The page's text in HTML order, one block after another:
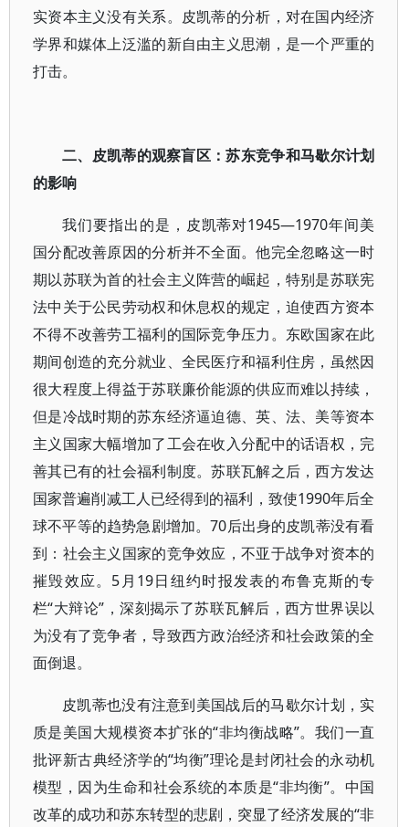
实资本主义没有关系。皮凯蒂的分析，对在国内经济
学界和媒体上泛滥的新自由主义思潮，是一个严重的
打击。
二、皮凯蒂的观察盲区：苏东竞争和马歇尔计划
的影响
我们要指出的是，皮凯蒂对1945—1970年间美
国分配改善原因的分析并不全面。他完全忽略这一时
期以苏联为首的社会主义阵营的崛起，特别是苏联宪
法中关于公民劳动权和休息权的规定，迫使西方资本
不得不改善劳工福利的国际竞争压力。东欧国家在此
期间创造的充分就业、全民医疗和福利住房，虽然因
很大程度上得益于苏联廉价能源的供应而难以持续，
但是冷战时期的苏东经济逼迫德、英、法、美等资本
主义国家大幅增加了工会在收入分配中的话语权，完
善其已有的社会福利制度。苏联瓦解之后，西方发达
国家普遍削减工人已经得到的福利，致使1990年后全
球不平等的趋势急剧增加。70后出身的皮凯蒂没有看
到：社会主义国家的竞争效应，不亚于战争对资本的
摧毁效应。5月19日纽约时报发表的布鲁克斯的专
栏“大辩论”，深刻揭示了苏联瓦解后，西方世界误以
为没有了竞争者，导致西方政治经济和社会政策的全
面倒退。
皮凯蒂也没有注意到美国战后的马歇尔计划，实
质是美国大规模资本扩张的“非均衡战略”。我们一直
批评新古典经济学的“均衡”理论是封闭社会的永动机
模型，因为生命和社会系统的本质是“非均衡”。中国
改革的成功和苏东转型的悲剧，突显了经济发展的“非